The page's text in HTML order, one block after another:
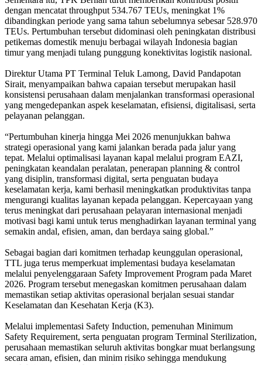
dengan mencatat throughput 534.767 TEUs, meningkat 1%
dibandingkan periode yang sama tahun sebelumnya sebesar 528.970
TEUs. Pertumbuhan tersebut didominasi oleh peningkatan distribusi
petikemas domestik menuju berbagai wilayah Indonesia bagian
timur yang menjadi tulang punggung konektivitas logistik nasional.
Direktur Utama PT Terminal Teluk Lamong, David Pandapotan
Sirait, menyampaikan bahwa capaian tersebut merupakan hasil
konsistensi perusahaan dalam menjalankan transformasi operasional
yang mengedepankan aspek keselamatan, efisiensi, digitalisasi, serta
pelayanan pelanggan.
“Pertumbuhan kinerja hingga Mei 2026 menunjukkan bahwa
strategi operasional yang kami jalankan berada pada jalur yang
tepat. Melalui optimalisasi layanan kapal melalui program EAZI,
peningkatan keandalan peralatan, penerapan planning & control
yang disiplin, transformasi digital, serta penguatan budaya
keselamatan kerja, kami berhasil meningkatkan produktivitas tanpa
mengurangi kualitas layanan kepada pelanggan. Kepercayaan yang
terus meningkat dari perusahaan pelayaran internasional menjadi
motivasi bagi kami untuk terus menghadirkan layanan terminal yang
semakin andal, efisien, aman, dan berdaya saing global.”
Sebagai bagian dari komitmen terhadap keunggulan operasional,
TTL juga terus memperkuat implementasi budaya keselamatan
melalui penyelenggaraan Safety Improvement Program pada Maret
2026. Program tersebut menegaskan komitmen perusahaan dalam
memastikan setiap aktivitas operasional berjalan sesuai standar
Keselamatan dan Kesehatan Kerja (K3).
Melalui implementasi Safety Induction, pemenuhan Minimum
Safety Requirement, serta penguatan program Terminal Sterilization,
perusahaan memastikan seluruh aktivitas bongkar muat berlangsung
secara aman, efisien, dan minim risiko sehingga mendukung